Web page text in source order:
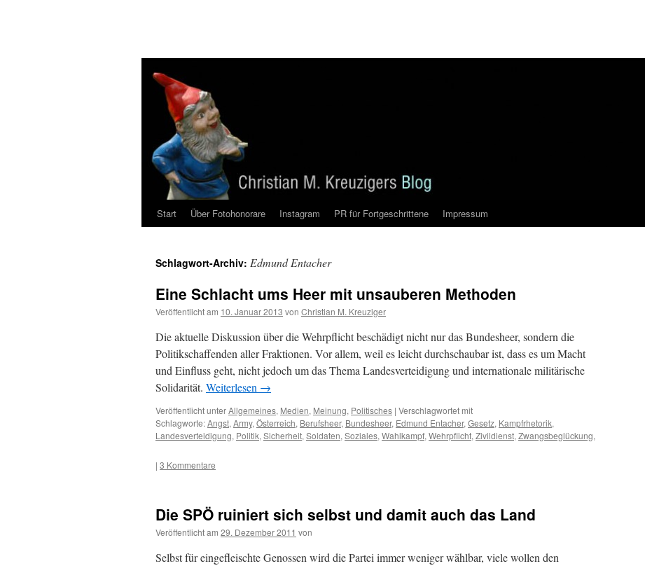
Start Über Fotohonorare Instagram PR für Fortgeschrittene Impressum
Schlagwort-Archiv: Edmund Entacher
Eine Schlacht ums Heer mit unsauberen Methoden
Veröffentlicht am 10. Januar 2013 von Christian M. Kreuziger
Die aktuelle Diskussion über die Wehrpflicht beschädigt nicht nur das Bundesheer, sondern die
Politikschaffenden aller Fraktionen. Vor allem, weil es leicht durchschaubar ist, dass es um Macht
und Einfluss geht, nicht jedoch um das Thema Landesverteidigung und internationale militärische
Solidarität. Weiterlesen →
Veröffentlicht unterAllgemeines, Medien, Meinung, Politisches | Verschlagwortet mit
Schlagworte:Angst, Army, Österreich, Berufsheer, Bundesheer, Edmund Entacher, Gesetz, Kampfrhetorik,
Landesverteidigung, Politik, Sicherheit, Soldaten, Soziales, Wahlkampf, Wehrpflicht, Zivildienst, Zwangsbeglückung,
| 3 Kommentare
Die SPÖ ruiniert sich selbst und damit auch das Land
Veröffentlicht am 29. Dezember 2011 von
Selbst für eingefleischte Genossen wird die Partei immer weniger wählbar, viele wollen den